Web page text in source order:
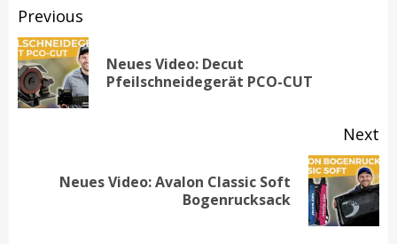
Post
navigation
Previous
Neues Video: Decut
Pfeilschneidegerät PCO-CUT
Next
Neues Video: Avalon Classic Soft
Bogenrucksack